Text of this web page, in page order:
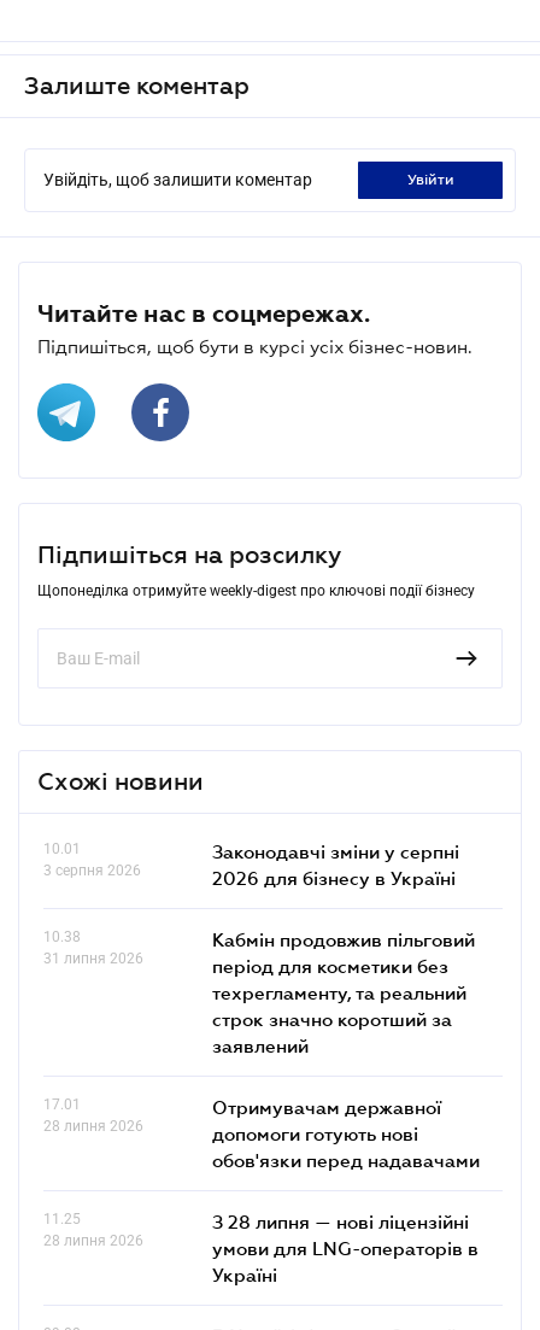
Залиште коментар
Увійдіть, щоб залишити коментар увійти
Читайте нас в соцмережах.
Підпишіться, щоб бути в курсі усіх бізнес-новин.
Підпишіться на розсилку
Щопонеділка отримуйте weekly-digest про ключові події бізнесу
Схожі новини
10.01
3 серпня 2026
Законодавчі зміни у серпні
2026 для бізнесу в Україні
10.38
31 липня 2026
Кабмін продовжив пільговий
період для косметики без
техрегламенту, та реальний
строк значно коротший за
заявлений
17.01
28 липня 2026
Отримувачам державної
допомоги готують нові
обов'язки перед надавачами
11.25
28 липня 2026
З 28 липня — нові ліцензійні
умови для LNG-операторів в
Україні